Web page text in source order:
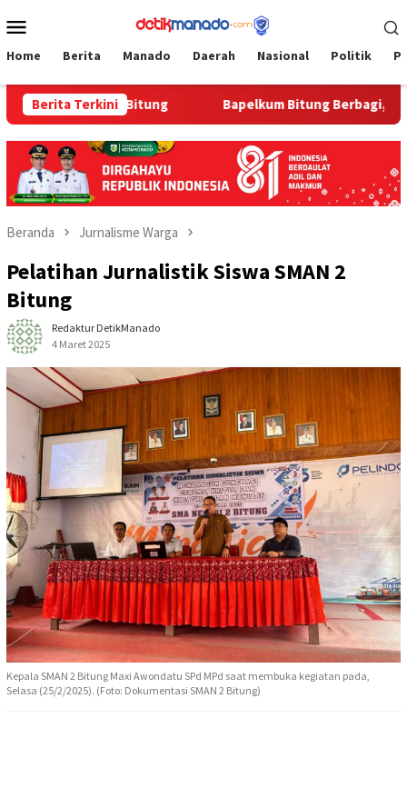
ke
Mobile
Home Berita Manado Daerah Nasional Politik
Berita Terkini
Bitung ‎Bapelkum Bitung Berbagi, Semarak
Beranda Jurnalisme Warga
Pelatihan Jurnalistik Siswa SMAN 2
Bitung
Redaktur DetikManado
4 Maret 2025
Kepala SMAN 2 Bitung Maxi Awondatu SPd MPd saat membuka kegiatan pada,
Selasa (25/2/2025). (Foto: Dokumentasi SMAN 2 Bitung)